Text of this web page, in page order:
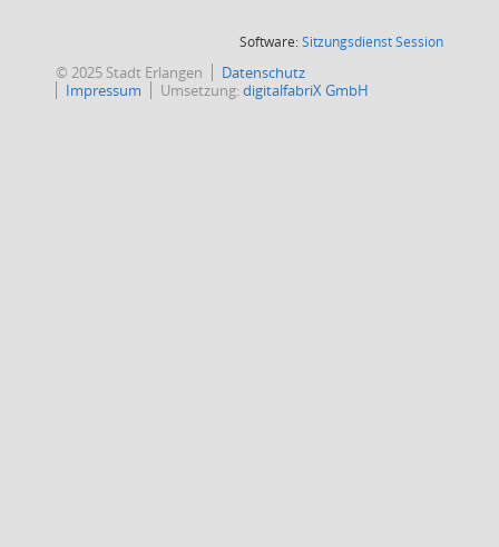
Software:SitzungsdienstSession(Wird in
© 2025 Stadt Erlangen
Datenschutz
Impressum
Umsetzung:digitalfabriX GmbH